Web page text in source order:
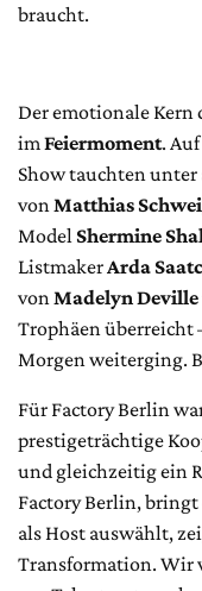
braucht.
Der emotionale Kern
im Feiermoment.
Show tauchten unter
von Matthias
Model Shermine
Listmaker Arda
von Madelyn Deville
Trophäen überreicht
Morgen weiterging.
Für Factory Berlin
prestigeträchtige
und gleichzeitig ein
Factory Berlin, bringt
als Host auswählt,
Transformation. Wir